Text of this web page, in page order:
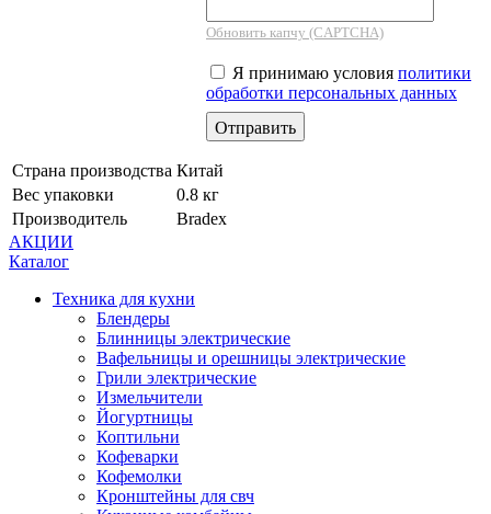
Обновить капчу (CAPTCHA)
Я принимаю условия политики
обработки персональных данных
Страна производства Китай
Вес упаковки
0.8 кг
Производитель
Bradex
АКЦИИ
Каталог
Техника для кухни
Блендеры
Блинницы электрические
Вафельницы и орешницы электрические
Грили электрические
Измельчители
Йогуртницы
Коптильни
Кофеварки
Кофемолки
Кронштейны для свч